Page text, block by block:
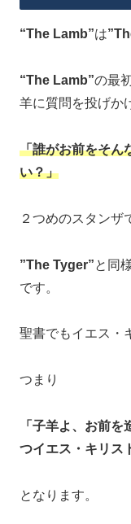
“The Lamb”は
“The Lamb”の最
羊に質問を投げか
「誰がお前をそん
い？」
２つめのスタンザ
”The Tyger”と同様
です。
聖書でもイエス・
つまり
「子羊よ、お前
つイエス・キリス
となります。